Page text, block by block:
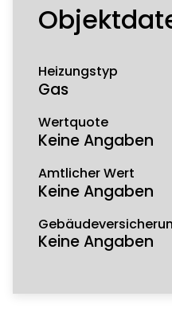
Heizungstyp
Gas
Wertquote
Keine Angaben
Amtlicher Wert
Keine Angaben
Keine Angaben